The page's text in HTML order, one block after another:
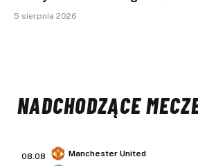
5 sierpnia 2026
NADCHODZĄCE
08.08
Manchester United